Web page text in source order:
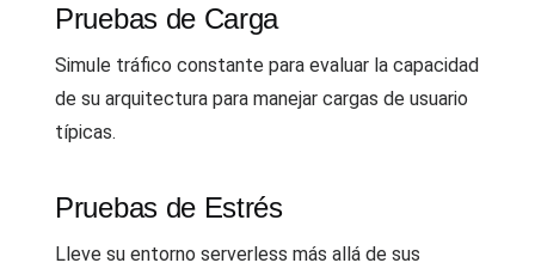
Pruebas de Carga
Simule tráfico constante para evaluar la capacidad
de su arquitectura para manejar cargas de usuario
típicas.
Pruebas de Estrés
Lleve su entorno serverless más allá de sus